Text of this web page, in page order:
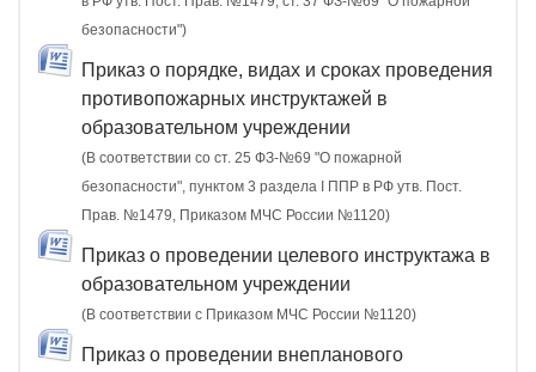
безопасности")
Приказ о порядке, видах и сроках проведения
противопожарных инструктажей в
образовательном учреждении
(В соответствии со ст. 25 ФЗ-№69 "О пожарной
безопасности", пунктом 3 раздела I ППР в РФ утв. Пост.
Прав. №1479, Приказом МЧС России №1120)
Приказ о проведении целевого инструктажа в
образовательном учреждении
(В соответствии с Приказом МЧС России №1120)
Приказ о проведении внепланового